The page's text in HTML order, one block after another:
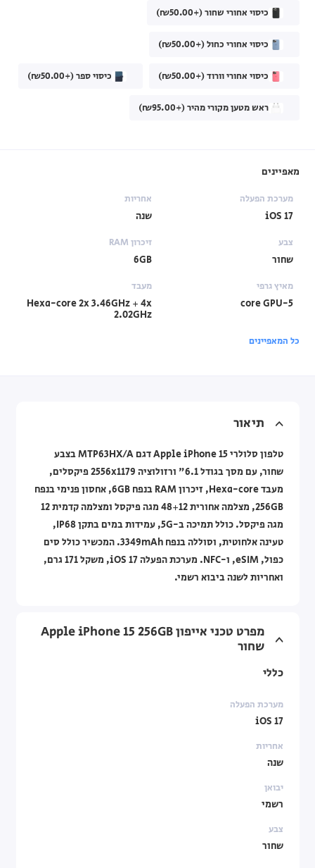
כיסוי אחורי שחור (+₪50.00)
כיסוי אחורי כחול (+₪50.00)
כיסוי אחורי וורוד (+₪50.00) כיסוי ספר (+₪50.00)
ראש מטען מקורי מהיר (+₪95.00)
מאפיינים
מערכת הפעלה
iOS 17
אחריות
שנה
צבע
שחור
זיכרון RAM
6GB
מאיץ גרפי
5-core GPU
מעבד
Hexa-core 2x 3.46GHz + 4x
2.02GHz
כל המאפיינים
תיאור
טלפון סלולרי Apple iPhone 15 דגם MTP63HX/A בצבע
שחור, עם מסך בגודל 6.1" ורזולוציה 2556x1179 פיקסלים,
מעבד Hexa-core, זיכרון RAM בנפח 6GB, אחסון פנימי בנפח
256GB, מצלמה אחורית 48+12 מגה פיקסל ומצלמה קדמית 12
מגה פיקסל. כולל תמיכה ב-5G, עמידות במים בתקן IP68,
טעינה אלחוטית, וסוללה בנפח 3349mAh. המכשיר כולל סים
כפול, eSIM, ו-NFC. מערכת הפעלה iOS 17, משקל 171 גרם,
ואחריות לשנה ביבוא רשמי.
מפרט טכני אייפון Apple iPhone 15 256GB
שחור
כללי
מערכת הפעלה
iOS 17
אחריות
שנה
יבואן
רשמי
צבע
שחור